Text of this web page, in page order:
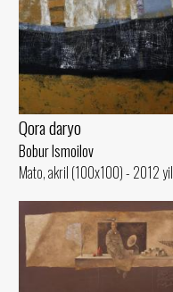
Qora daryo
Bobur Ismoilov
Mato, akril (100x100) - 2012 yil